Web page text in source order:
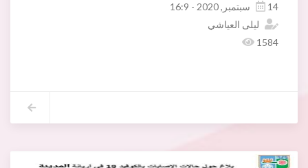
14 سبتمبر, 2020 - 16:9
ليلى العياشي
1584